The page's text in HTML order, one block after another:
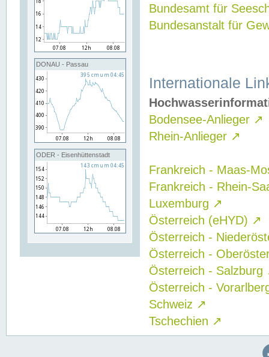
DONAU - Passau
ODER - Eisenhüttenstadt
Bundesamt für
Bundesanstalt für
Internationale
Bodensee-Anlieger ↗
Rhein-Anlieger ↗
Frankreich - Maas-
Frankreich - Rhein-
Luxemburg ↗
Österreich (eHYD) ↗
Österreich -
Österreich -
Österreich - Salzburg
Österreich -
Schweiz ↗
Tschechien ↗